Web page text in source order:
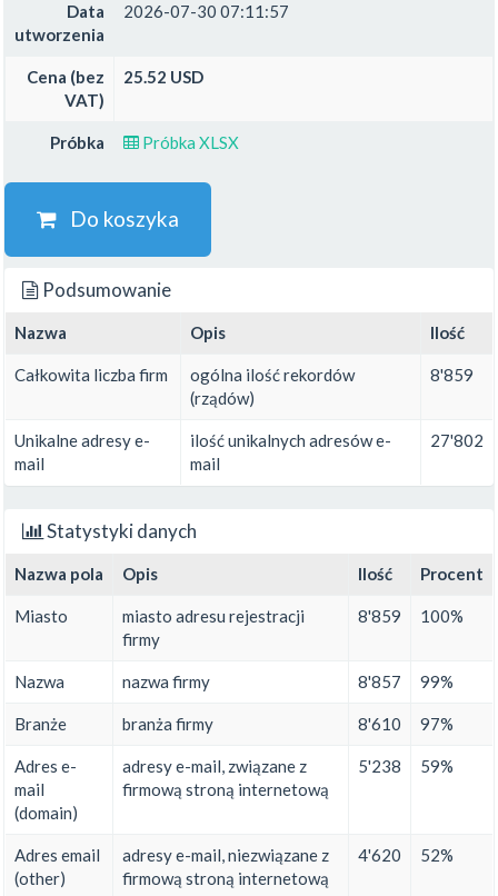
Data
utworzenia
2026-07-30 07:11:57
Cena (bez
VAT)
25.52 USD
Próbka Próbka XLSX
Do koszyka
Podsumowanie
Nazwa Opis Ilość
Całkowita liczba firm
ogólna ilość rekordów
(rządów)
8'859
Unikalne adresy e-
mail
ilość unikalnych adresów e-
mail
27'802
Statystyki danych
Nazwa pola Opis Ilość Procent
Miasto
miasto adresu rejestracji
firmy
8'859 100%
Nazwa nazwa firmy 8'857 99%
Branże branża firmy 8'610 97%
Adres e-
mail
(domain)
adresy e-mail, związane z
firmową stroną internetową
5'238 59%
Adres email
(other)
adresy e-mail, niezwiązane z
firmową stroną internetową
4'620 52%